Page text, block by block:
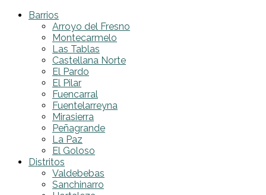
Barrios
Arroyo del Fresno
Montecarmelo
Las Tablas
Castellana Norte
El Pardo
El Pilar
Fuencarral
Fuentelarreyna
Mirasierra
Peñagrande
La Paz
El Goloso
Distritos
Valdebebas
Sanchinarro